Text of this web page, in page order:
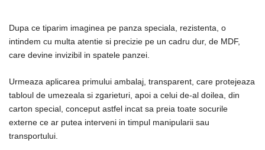
Dupa ce tiparim imaginea pe panza speciala, rezistenta, o
intindem cu multa atentie si precizie pe un cadru dur, de MDF,
care devine invizibil in spatele panzei.
Urmeaza aplicarea primului ambalaj, transparent, care protejeaza
tabloul de umezeala si zgarieturi, apoi a celui de-al doilea, din
carton special, conceput astfel incat sa preia toate socurile
externe ce ar putea interveni in timpul manipularii sau
transportului.